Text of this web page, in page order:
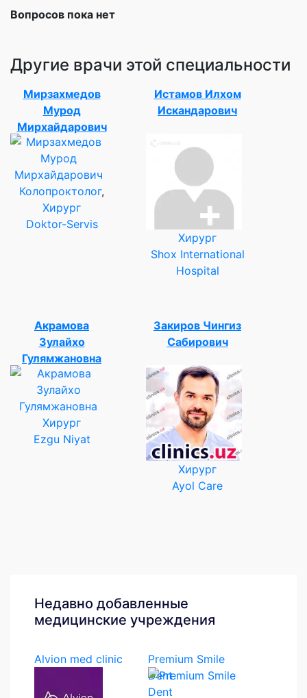
Вопросов пока нет
Другие врачи этой специальности
Мирзахмедов
Мурод
Мирхайдарович
Колопроктолог,
Хирург
Doktor-Servis
Истамов Илхом
Искандарович
Хирург
Shox International
Hospital
Акрамова
Зулайхо
Гулямжановна
Хирург
Ezgu Niyat
Закиров Чингиз
Сабирович
Хирург
Ayol Care
Недавно добавленные
медицинские учреждения
Alvion med clinic
Premium Smile
Dent